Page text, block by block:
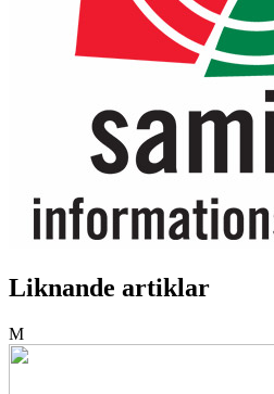
Liknande artiklar
M